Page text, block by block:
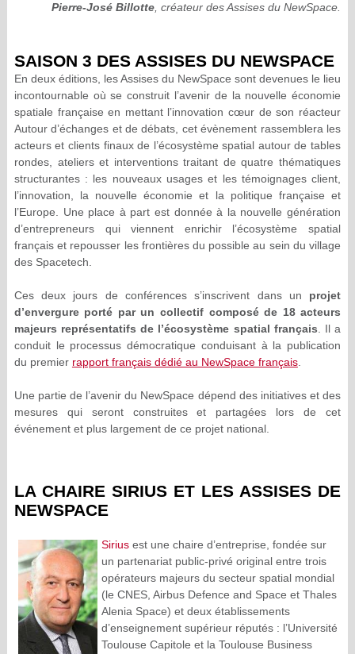
Pierre-José Billotte , créateur des Assises du NewSpace.
SAISON 3 DES ASSISES DU NEWSPACE
En deux éditions, les Assises du NewSpace sont devenues le lieu
incontournable où se construit l’avenir de la nouvelle économie
spatiale française en mettant l’innovation cœur de son réacteur
Autour d’échanges et de débats, cet évènement rassemblera les
acteurs et clients finaux de l’écosystème spatial autour de tables
rondes, ateliers et interventions traitant de quatre thématiques
structurantes : les nouveaux usages et les témoignages client,
l’innovation, la nouvelle économie et la politique française et
l’Europe. Une place à part est donnée à la nouvelle génération
d’entrepreneurs qui viennent enrichir l’écosystème spatial
français et repousser les frontières du possible au sein du village
des Spacetech.
Ces deux jours de conférences s’inscrivent dans un projet
d’envergure porté par un collectif composé de 18 acteurs
majeurs représentatifs de l’écosystème spatial français . Il a
conduit le processus démocratique conduisant à la publication
du premier rapport français dédié au NewSpace français.
Une partie de l’avenir du NewSpace dépend des initiatives et des
mesures qui seront construites et partagées lors de cet
événement et plus largement de ce projet national.
LA CHAIRE SIRIUS ET LES ASSISES DE
NEWSPACE
Siriusest une chaire d’entreprise, fondée sur
un partenariat public-privé original entre trois
opérateurs majeurs du secteur spatial mondial
(le CNES, Airbus Defence and Space et Thales
Alenia Space) et deux établissements
d’enseignement supérieur réputés : l’Université
Toulouse Capitole et la Toulouse Business